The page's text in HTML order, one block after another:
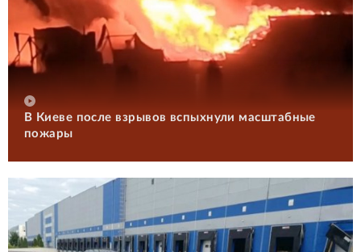
В Киеве после взрывов вспыхнули масштабные
пожары